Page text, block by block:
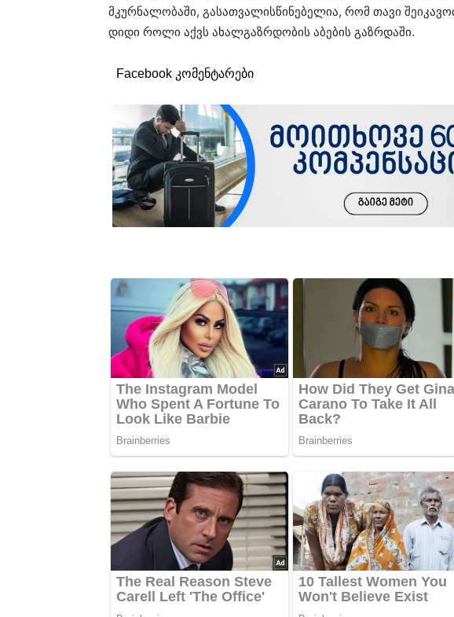
მკურნალობაში, გასათვალისწინებელია, რომ თავი
დიდი როლი აქვს ახალგაზრდობის აბების გაზრდაში.
Facebook კომენტარები